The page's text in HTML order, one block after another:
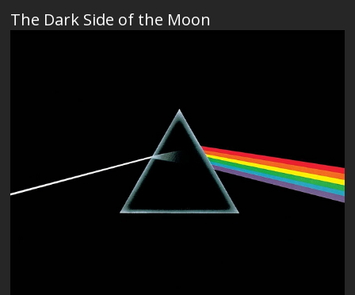
The Dark Side of the Moon